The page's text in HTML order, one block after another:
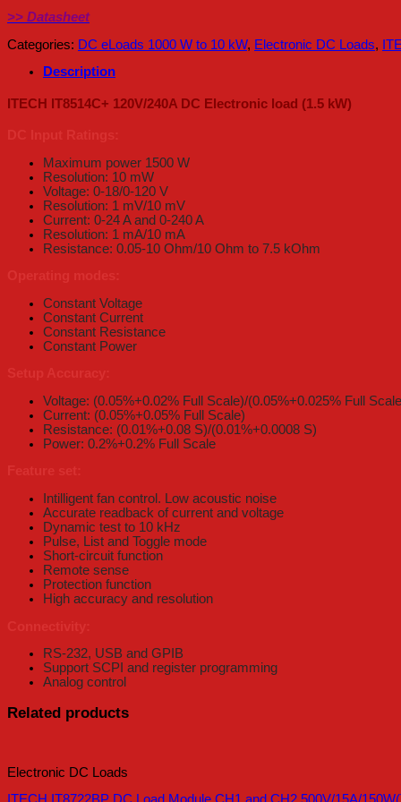
>> Datasheet
Categories: DC eLoads 1000 W to 10 kW, Electronic DC Loads,
Description
ITECH IT8514C+ 120V/240A DC Electronic load (1.5 kW)
Maximum power 1500 W
Resolution: 10 mW
Voltage: 0-18/0-120 V
Resolution: 1 mV/10 mV
Current: 0-24 A and 0-240 A
Resolution: 1 mA/10 mA
Resistance: 0.05-10 Ohm/10 Ohm to 7.5 kOhm
Constant Voltage
Constant Current
Constant Resistance
Constant Power
Voltage: (0.05%+0.02% Full Scale)/(0.05%+0.025% Full
Current: (0.05%+0.05% Full Scale)
Resistance: (0.01%+0.08 S)/(0.01%+0.0008 S)
Power: 0.2%+0.2% Full Scale
Intilligent fan control. Low acoustic noise
Accurate readback of current and voltage
Dynamic test to 10 kHz
Pulse, List and Toggle mode
Short-circuit function
Remote sense
Protection function
High accuracy and resolution
RS-232, USB and GPIB
Support SCPI and register programming
Analog control
Related products
Electronic DC Loads